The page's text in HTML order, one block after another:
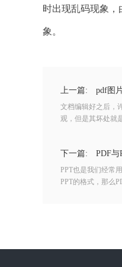
时出现乱码现象，
象。
上一篇: pdf图
文档编辑好之后，
观，但是其坏处就
下一篇: PDF
PPT也是我们经常
PPT的格式，那么